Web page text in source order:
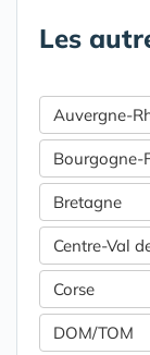
Les
Auvergne-
Bourgogne-
Bretagne
Centre-Val
Corse
DOM/TOM